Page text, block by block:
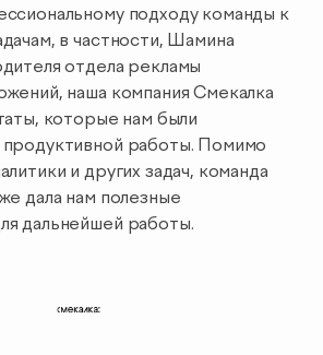
подходу команды к
в частности, Шамина
отдела рекламы
наша компания Смекалка
которые нам были
работы. Помимо
и других задач, команда
дала нам полезные
дальнейшей работы.